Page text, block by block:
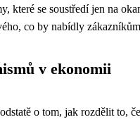
které se soustředí jen na
co by nabídly
v ekonomii
o tom, jak rozdělit to,